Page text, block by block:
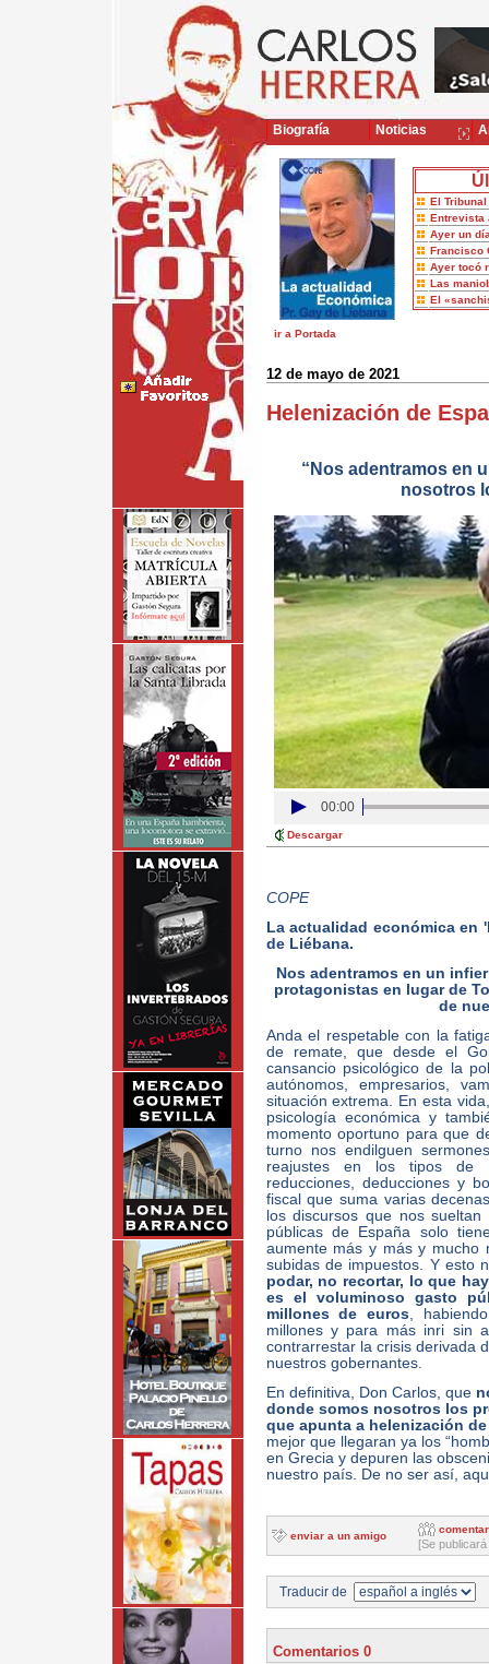
El
Entrevista
Ayer un
Francisco
Ayer tocó
Las
El
ir a Portada
12 de mayo de 2021
Helenización de
“Nos adentramos en
nosotros
00:00
Descargar
COPE
La actualidad económica en
de Liébana.
Nos adentramos en un
protagonistas en lugar de
de
Anda el respetable con la
de remate, que desde el
cansancio psicológico de la
autónomos, empresarios,
situación extrema. En esta
psicología económica y
momento oportuno para que
turno nos endilguen
reajustes en los tipos de
reducciones, deducciones y
fiscal que suma varias
los discursos que nos
públicas de España solo
aumente más y más y mucho
subidas de impuestos. Y esto
podar, no recortar, lo que
es el voluminoso gasto
millones de euros,
millones y para más inri sin
contrarrestar la crisis derivada
nuestros gobernantes.
En definitiva, Don Carlos, que
donde somos nosotros los
que apunta a helenización
mejor que llegaran ya los
en Grecia y depuren las
nuestro país. De no ser así,
enviar a un amigo
comentar
[Se
Traducir de
Comentarios 0
Biografía Noticias